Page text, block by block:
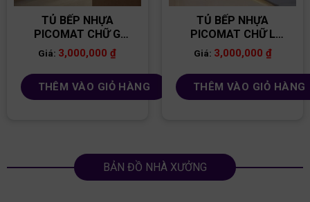
TỦ BẾP NHỰA
PICOMAT CHỮ G
TB90
Giá: 3,000,000₫
THÊM VÀO GIỎ HÀNG
TỦ BẾP NHỰA
PICOMAT CHỮ L
TB82
Giá: 3,000,000 ₫
THÊM VÀO GIỎ HÀNG
BẢN ĐỒ NHÀ XƯỞNG